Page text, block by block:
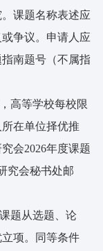
课题名称表述应
争议。申请人应
南题号（不属指
高等学校每校限
在单位择优推
会2026年度课题
究会秘书处邮
题从选题、论
项。同等条件